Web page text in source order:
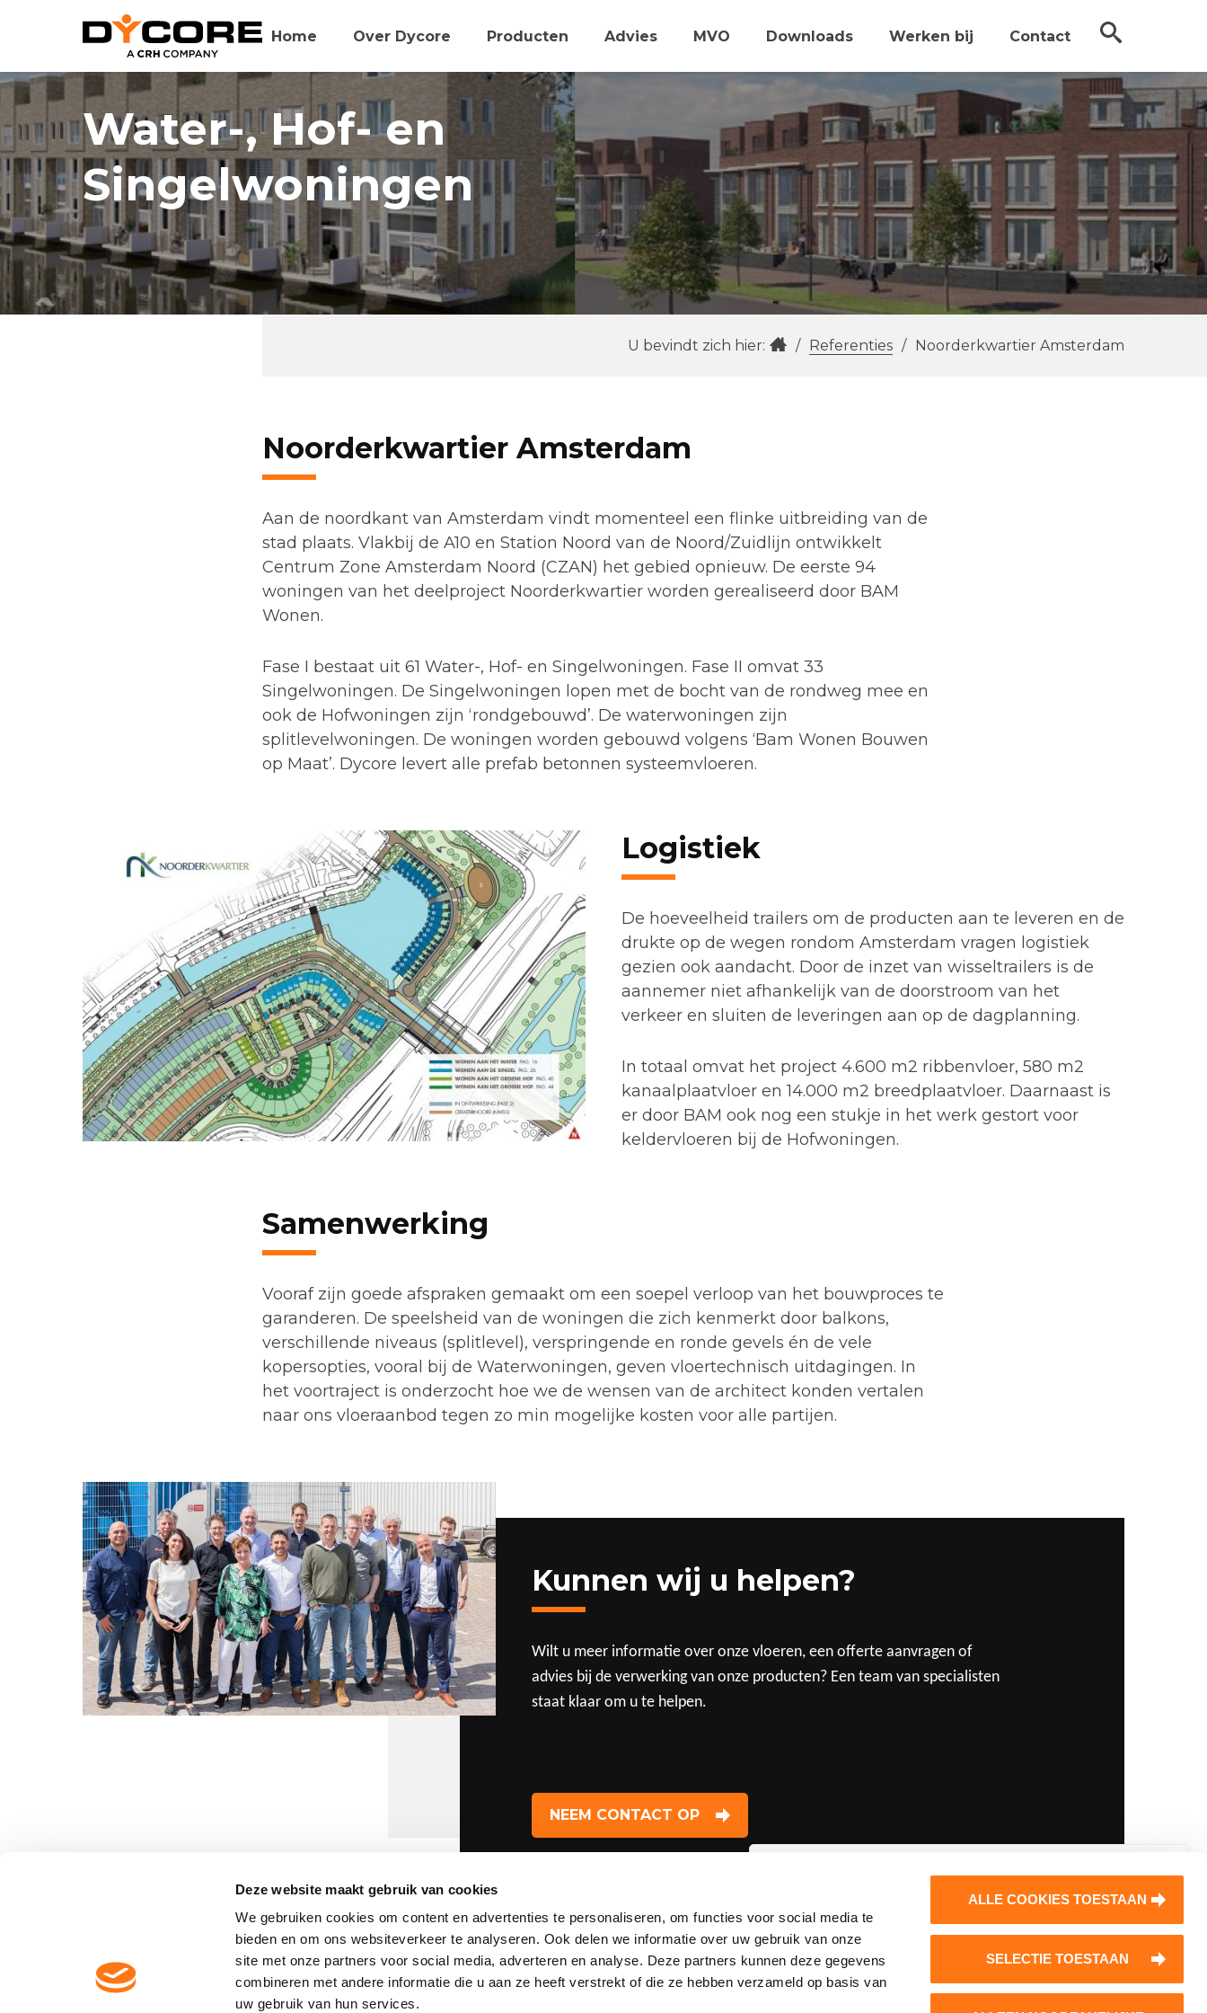
Deze website maakt gebruik van cookies
We gebruiken cookies om content en advertenties te personaliseren, om functies voor social media te
bieden en om ons websiteverkeer te analyseren. Ook delen we informatie over uw gebruik van onze
site met onze partners voor social media, adverteren en analyse. Deze partners kunnen deze gegevens
combineren met andere informatie die u aan ze heeft verstrekt of die ze hebben verzameld op basis van
uw gebruik van hun services.
ALLE COOKIES TOESTAAN
SELECTIE TOESTAAN
Home Over Dycore Producten Advies MVO Downloads Werken bij Contact
Water-, Hof- en
Singelwoningen
U bevindt zich hier: / Referenties / Noorderkwartier Amsterdam
Noorderkwartier Amsterdam
Aan de noordkant van Amsterdam vindt momenteel een flinke uitbreiding van de
stad plaats. Vlakbij de A10 en Station Noord van de Noord/Zuidlijn ontwikkelt
Centrum Zone Amsterdam Noord (CZAN) het gebied opnieuw. De eerste 94
woningen van het deelproject Noorderkwartier worden gerealiseerd door BAM
Wonen.
Fase I bestaat uit 61 Water-, Hof- en Singelwoningen. Fase II omvat 33
Singelwoningen. De Singelwoningen lopen met de bocht van de rondweg mee en
ook de Hofwoningen zijn ‘rondgebouwd’. De waterwoningen zijn
splitlevelwoningen. De woningen worden gebouwd volgens ‘Bam Wonen Bouwen
op Maat’. Dycore levert alle prefab betonnen systeemvloeren.
Logistiek
De hoeveelheid trailers om de producten aan te leveren en de
drukte op de wegen rondom Amsterdam vragen logistiek
gezien ook aandacht. Door de inzet van wisseltrailers is de
aannemer niet afhankelijk van de doorstroom van het
verkeer en sluiten de leveringen aan op de dagplanning.
In totaal omvat het project 4.600 m2 ribbenvloer, 580 m2
kanaalplaatvloer en 14.000 m2 breedplaatvloer. Daarnaast is
er door BAM ook nog een stukje in het werk gestort voor
keldervloeren bij de Hofwoningen.
Samenwerking
Vooraf zijn goede afspraken gemaakt om een soepel verloop van het bouwproces te
garanderen. De speelsheid van de woningen die zich kenmerkt door balkons,
verschillende niveaus (splitlevel), verspringende en ronde gevels én de vele
kopersopties, vooral bij de Waterwoningen, geven vloertechnisch uitdagingen. In
het voortraject is onderzocht hoe we de wensen van de architect konden vertalen
naar ons vloeraanbod tegen zo min mogelijke kosten voor alle partijen.
Kunnen wij u helpen?
Wilt u meer informatie over onze vloeren, een offerte aanvragen of
advies bij de verwerking van onze producten? Een team van specialisten
staat klaar om u te helpen.
NEEM CONTACT OP
Contactgegevens Dycore Onze producten Dycore op Social Media
Werk jij regelmatig met Dycore
Meld je dan aan voor onze nieuwsbrief! Je
ontvangt regelmatig handige tips over de
verwerking van onze vloeren, interessante